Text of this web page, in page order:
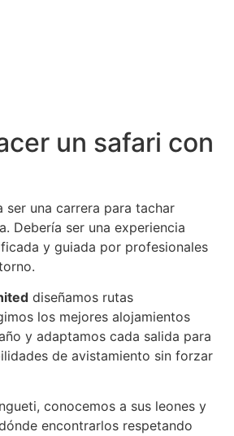
un safari con
ser una carrera para tachar
Debería ser una experiencia
y guiada por profesionales
diseñamos rutas
los mejores alojamientos
y adaptamos cada salida para
de avistamiento sin forzar
conocemos a sus leones y
encontrarlos respetando